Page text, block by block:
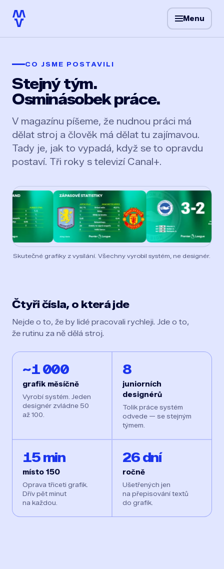
Menu
CO JSME POSTAVILI
Stejný tým.
Osminásobek práce.
V magazínu píšeme, že nudnou práci má
dělat stroj a člověk má dělat tu zajímavou.
Tady je, jak to vypadá, když se to opravdu
postaví. Tři roky s televizí Canal+.
Skutečné grafiky z vysílání. Všechny vyrobil systém, ne designér.
Čtyři čísla, o která jde
Nejde o to, že by lidé pracovali rychleji. Jde o to,
že rutinu za ně dělá stroj.
~1 000
grafik měsíčně
Vyrobí systém. Jeden
designér zvládne 50
až 100.
8
juniorních
designérů
Tolik práce systém
odvede — se stejným
týmem.
15 min
místo 150
Oprava třiceti grafik.
Dřív pět minut
na každou.
26 dní
ročně
Ušetřených jen
na přepisování textů
do grafik.